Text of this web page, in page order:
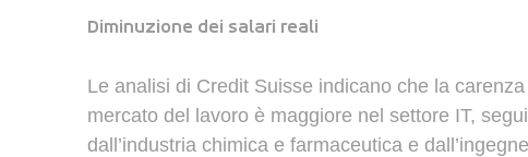
Diminuzione dei salari reali
Le analisi di Credit Suisse indicano che la carenza
mercato del lavoro è maggiore nel settore IT,
dall’industria chimica e farmaceutica e